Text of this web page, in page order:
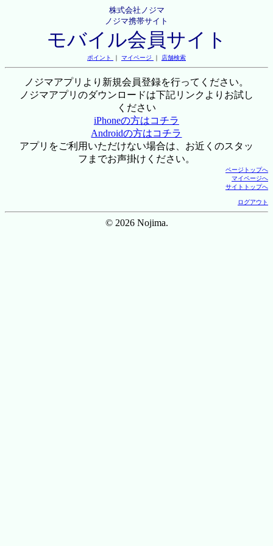
株式会社ノジマ
ノジマ携帯サイト
モバイル会員サイト
ポイント ｜ マイページ ｜ 店舗検索
ノジマアプリより新規会員登録を行ってください。
ノジマアプリのダウンロードは下記リンクよりお試し
ください
iPhoneの方はコチラ
Androidの方はコチラ
アプリをご利用いただけない場合は、お近くのスタッ
フまでお声掛けください。
ページトップへ
マイページへ
サイトトップへ
ログアウト
© 2026 Nojima.